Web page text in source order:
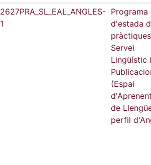
2627PRA_SL_EAL_ANGLES-
1
Programa
d'estada
Servei
Lingüístic
(Espai
de
perfil